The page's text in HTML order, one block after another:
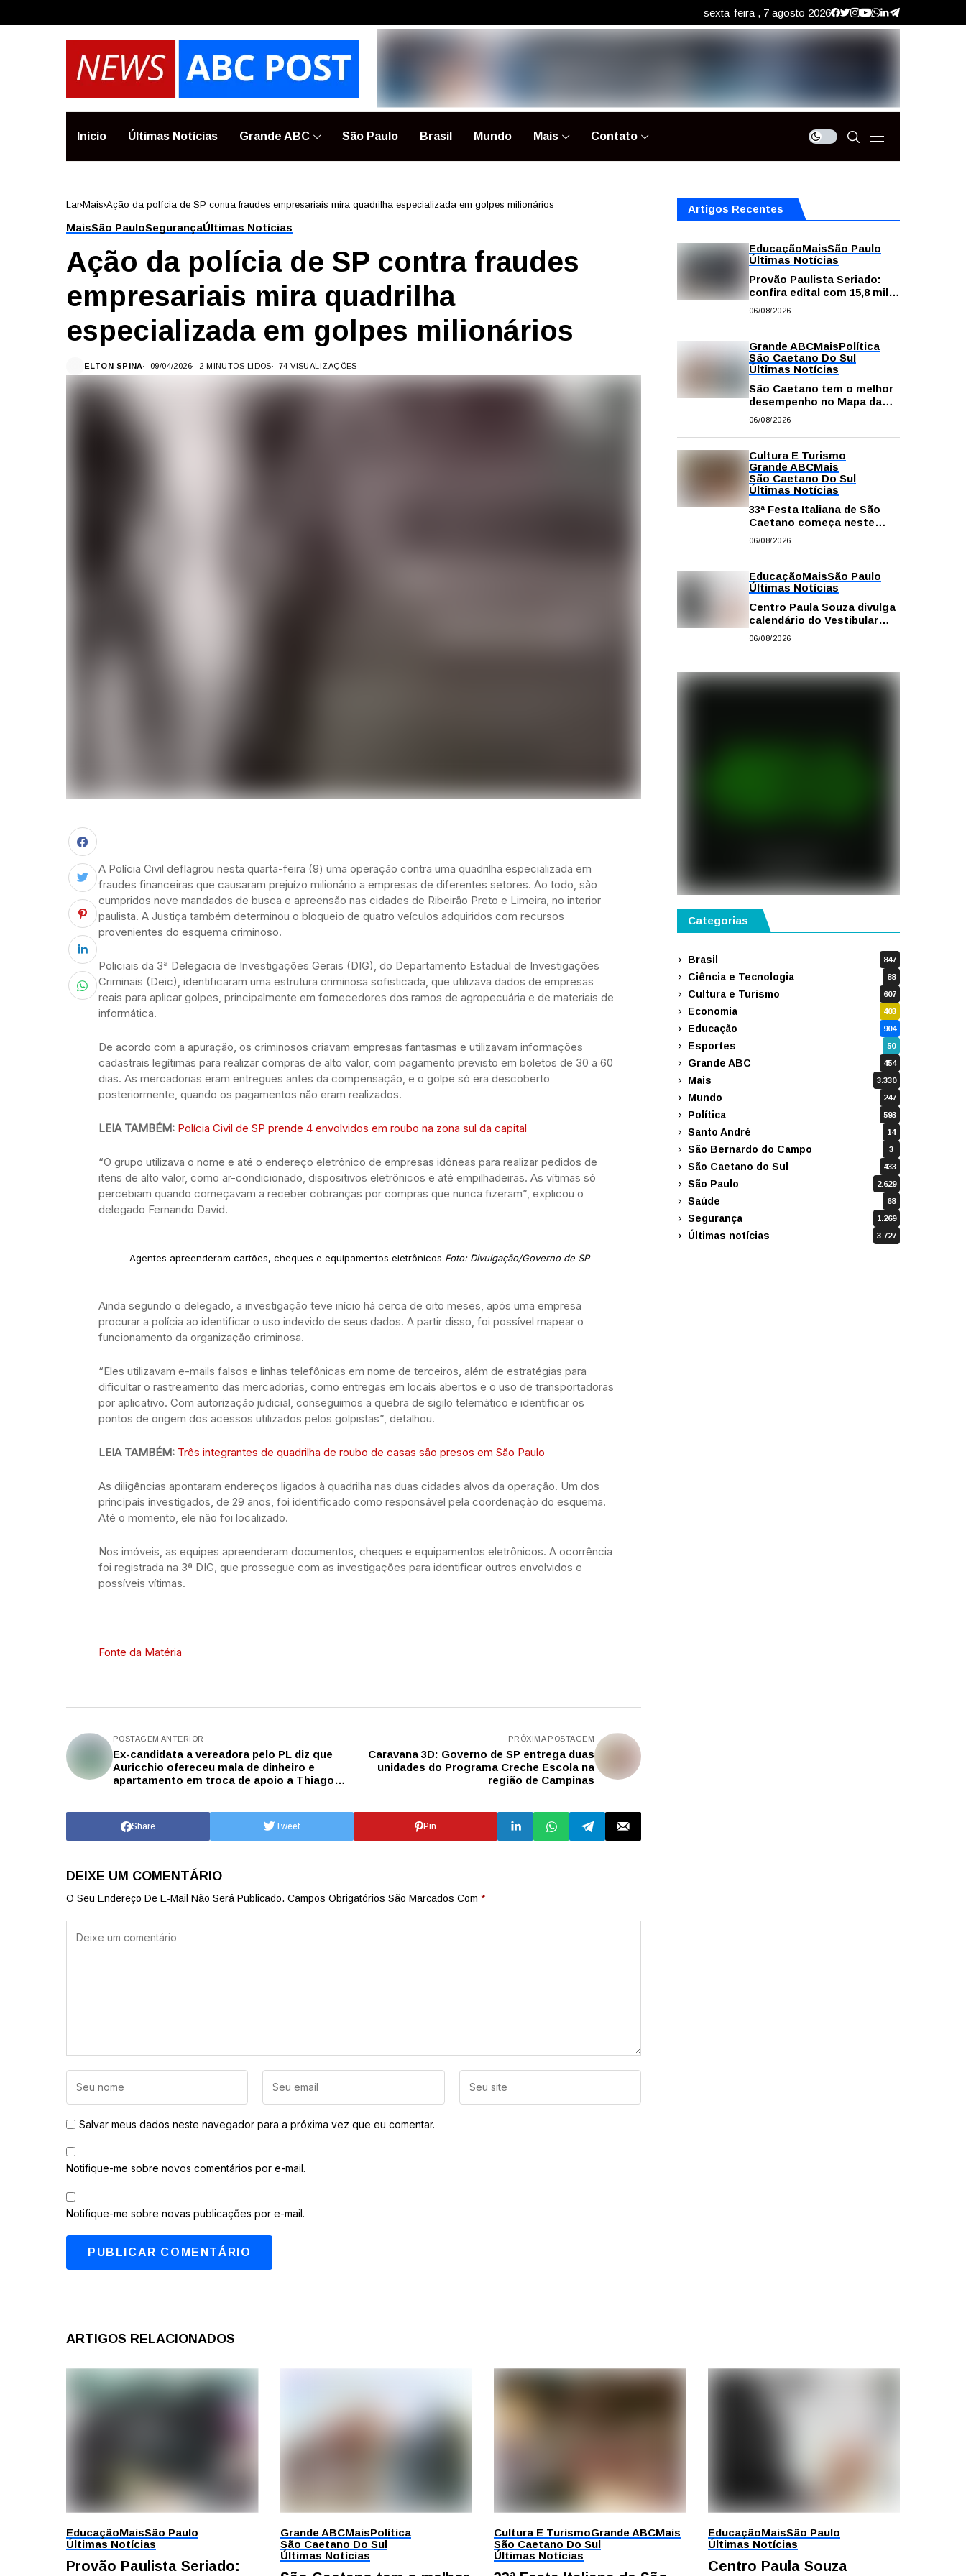
sexta-feira , 7 agosto 2026
Início Últimas Notícias Grande ABC São Paulo Brasil Mundo Mais Contato
Lar Mais Ação da polícia de SP contra fraudes empresariais mira quadrilha especializada em golpes milionários
MaisSão PauloSegurançaÚltimas Notícias
Ação da polícia de SP contra fraudes
empresariais mira quadrilha
especializada em golpes milionários
ELTON SPINA 09/04/2026 2 MINUTOS LIDOS 74 VISUALIZAÇÕES
A Polícia Civil deflagrou nesta quarta-feira (9) uma operação contra uma quadrilha especializada em
fraudes financeiras que causaram prejuízo milionário a empresas de diferentes setores. Ao todo, são
cumpridos nove mandados de busca e apreensão nas cidades de Ribeirão Preto e Limeira, no interior
paulista. A Justiça também determinou o bloqueio de quatro veículos adquiridos com recursos
provenientes do esquema criminoso.
Policiais da 3ª Delegacia de Investigações Gerais (DIG), do Departamento Estadual de Investigações
Criminais (Deic), identificaram uma estrutura criminosa sofisticada, que utilizava dados de empresas
reais para aplicar golpes, principalmente em fornecedores dos ramos de agropecuária e de materiais de
informática.
De acordo com a apuração, os criminosos criavam empresas fantasmas e utilizavam informações
cadastrais legítimas para realizar compras de alto valor, com pagamento previsto em boletos de 30 a 60
dias. As mercadorias eram entregues antes da compensação, e o golpe só era descoberto
posteriormente, quando os pagamentos não eram realizados.
LEIA TAMBÉM: Polícia Civil de SP prende 4 envolvidos em roubo na zona sul da capital
“O grupo utilizava o nome e até o endereço eletrônico de empresas idôneas para realizar pedidos de
itens de alto valor, como ar-condicionado, dispositivos eletrônicos e até empilhadeiras. As vítimas só
percebiam quando começavam a receber cobranças por compras que nunca fizeram”, explicou o
delegado Fernando David.
Agentes apreenderam cartões, cheques e equipamentos eletrônicos Foto: Divulgação/Governo de SP
Ainda segundo o delegado, a investigação teve início há cerca de oito meses, após uma empresa
procurar a polícia ao identificar o uso indevido de seus dados. A partir disso, foi possível mapear o
funcionamento da organização criminosa.
“Eles utilizavam e-mails falsos e linhas telefônicas em nome de terceiros, além de estratégias para
dificultar o rastreamento das mercadorias, como entregas em locais abertos e o uso de transportadoras
por aplicativo. Com autorização judicial, conseguimos a quebra de sigilo telemático e identificar os
pontos de origem dos acessos utilizados pelos golpistas”, detalhou.
LEIA TAMBÉM: Três integrantes de quadrilha de roubo de casas são presos em São Paulo
As diligências apontaram endereços ligados à quadrilha nas duas cidades alvos da operação. Um dos
principais investigados, de 29 anos, foi identificado como responsável pela coordenação do esquema.
Até o momento, ele não foi localizado.
Nos imóveis, as equipes apreenderam documentos, cheques e equipamentos eletrônicos. A ocorrência
foi registrada na 3ª DIG, que prossegue com as investigações para identificar outros envolvidos e
possíveis vítimas.
Fonte da Matéria
POSTAGEM ANTERIOR
Ex-candidata a vereadora pelo PL diz que
Auricchio ofereceu mala de dinheiro e
apartamento em troca de apoio a Thiago
PRÓXIMA POSTAGEM
Caravana 3D: Governo de SP entrega duas
unidades do Programa Creche Escola na
região de Campinas
Share Tweet Pin
DEIXE UM COMENTÁRIO
O Seu Endereço De E-Mail Não Será Publicado. Campos Obrigatórios São Marcados Com *
Salvar meus dados neste navegador para a próxima vez que eu comentar.
Notifique-me sobre novos comentários por e-mail.
Notifique-me sobre novas publicações por e-mail.
Artigos Recentes
EducaçãoMaisSão Paulo
Últimas Notícias
Provão Paulista Seriado:
confira edital com 15,8 mil
vagas para ensino superior
06/08/2026
Grande ABCMaisPolítica
São Caetano Do Sul
Últimas Notícias
São Caetano tem o melhor
desempenho no Mapa da
Desigualdade da Grande SP
06/08/2026
Cultura E Turismo
Grande ABCMais
São Caetano Do Sul
Últimas Notícias
33ª Festa Italiana de São
Caetano começa neste
sábado com mais barracas
e atrações
06/08/2026
EducaçãoMaisSão Paulo
Últimas Notícias
Centro Paula Souza divulga
calendário do Vestibular
das Fatecs para o primeiro
06/08/2026
Categorias
Brasil 847
Ciência e Tecnologia 88
Cultura e Turismo 607
Economia 403
Educação 904
Esportes 50
Grande ABC 454
Mais 3.330
Mundo 247
Política 593
Santo André 14
São Bernardo do Campo 3
São Caetano do Sul 433
São Paulo 2.629
Saúde 68
Segurança 1.269
Últimas notícias 3.727
ARTIGOS RELACIONADOS
EducaçãoMaisSão Paulo
Últimas Notícias
Provão Paulista Seriado:
Grande ABCMaisPolítica
São Caetano Do Sul
Últimas Notícias
Cultura E TurismoGrande ABCMais
São Caetano Do Sul
Últimas Notícias
EducaçãoMaisSão Paulo
Últimas Notícias
Centro Paula Souza